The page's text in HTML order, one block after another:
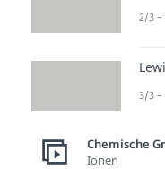
2/3 –
3/3 –
Chemische
Ionen